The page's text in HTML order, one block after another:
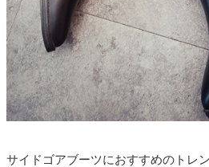
サイドゴアブーツにおすすめのトレ